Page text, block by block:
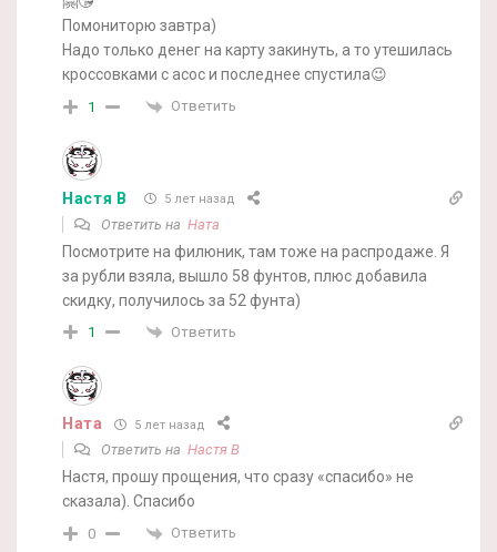
Помониторю завтра)
Надо только денег на карту закинуть, а то утешилась
кроссовками с асос и последнее спустила😉
1 Ответить
Настя В 5 лет назад
Ответить на Ната
Посмотрите на филюник, там тоже на распродаже. Я
за рубли взяла, вышло 58 фунтов, плюс добавила
скидку, получилось за 52 фунта)
1 Ответить
Ната 5 лет назад
Ответить на Настя В
Настя, прошу прощения, что сразу «спасибо» не
сказала). Спасибо
0 Ответить